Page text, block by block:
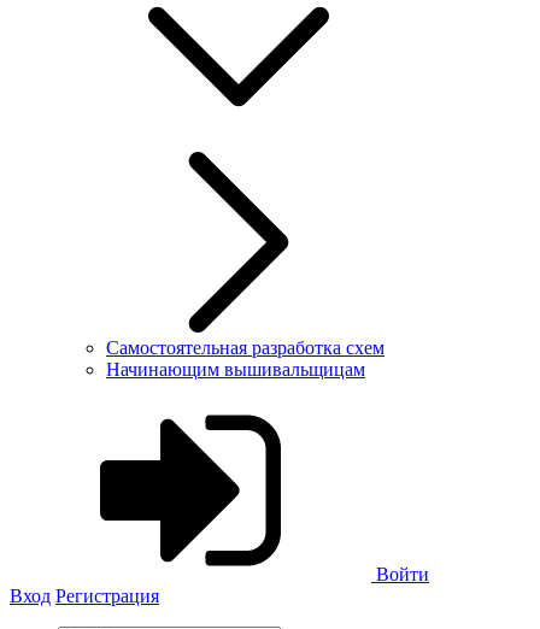
Самостоятельная разработка схем
Начинающим вышивальщицам
Войти
Вход Регистрация